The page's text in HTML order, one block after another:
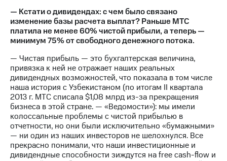
— Кстати о дивидендах: с чем было связано
изменение базы расчета выплат? Раньше МТС
платила не менее 60% чистой прибыли, а теперь —
минимум 75% от свободного денежного потока.
— Чистая прибыль — это бухгалтерская величина,
привязка к ней не отражает наших реальных
дивидендных возможностей, что показала в том числе
наша история с Узбекистаном (по итогам II квартала
2013 г. МТС списала $1,08 млрд из-за прекращения
бизнеса в этой стране. — «Ведомости»): мы имели
колоссальные проблемы с чистой прибылью в
отчетности, но они были исключительно «бумажными»
— ни один из наших инвесторов не шелохнулся. Все
прекрасно понимали, что наши инвестиционные и
дивидендные способности зиждутся на free cash-flow и